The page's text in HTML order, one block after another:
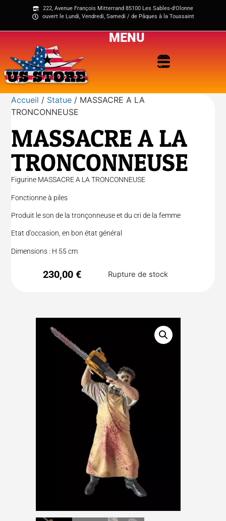
222, Avenue François Mitterrand 85100 Les Sables-d'Olonne
ouvert le Lundi, Vendredi, Samedi / de Pâques à la Toussaint
MENU
Accueil / Statue / MASSACRE A LA
TRONCONNEUSE
MASSACRE A LA
TRONCONNEUSE
Figurine MASSACRE A LA TRONCONNEUSE
Fonctionne à piles
Produit le son de la tronçonneuse et du cri de la femme
Etat d’occasion, en bon état général
Dimensions : H 55 cm
230,00€ Rupture de stock